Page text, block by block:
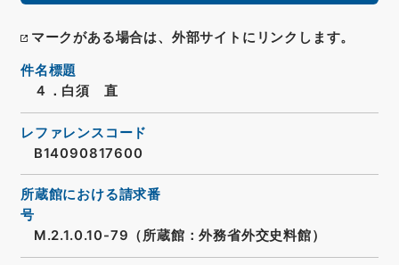
マークがある場合は、外部サイトにリンクします。
件名標題
４．白須 直
レファレンスコード
B14090817600
所蔵館における請求番
号
M.2.1.0.10-79（所蔵館：外務省外交史料館）